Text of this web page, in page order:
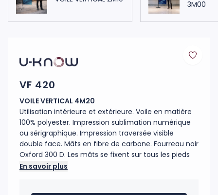
3M00
VF 420
VOILE VERTICAL 4M20
Utilisation intérieure et extérieure. Voile en matière
100% polyester. Impression sublimation numérique
ou sérigraphique. Impression traversée visible
double face. Mâts en fibre de carbone. Fourreau noir
Oxford 300 D. Les mâts se fixent sur tous les pieds
de la même manière. Axe de rotation 360°. Les
En savoir plus